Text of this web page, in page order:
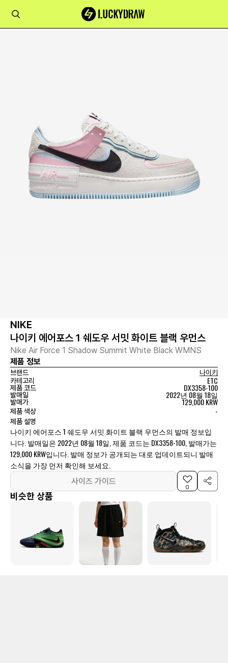
NIKE
나이키 에어포스 1 쉐도우 서밋 화이트 블랙 우먼스
Nike Air Force 1 Shadow Summit White Black WMNS
제품 정보
브랜드
나이키
카테고리
ETC
제품 코드 DX3358-100
발매일 2022년 08월 18일
발매가 129,000 KRW
제품 색상 -
제품 설명
나이키 에어포스 1 쉐도우 서밋 화이트 블랙 우먼스의 발매 정보입
니다. 발매일은 2022년 08월 18일, 제품 코드는 DX3358-100, 발매가는
129,000 KRW입니다. 발매 정보가 공개되는 대로 업데이트되니 발매
소식을 가장 먼저 확인해 보세요.
사이즈 가이드
0
비슷한 상품